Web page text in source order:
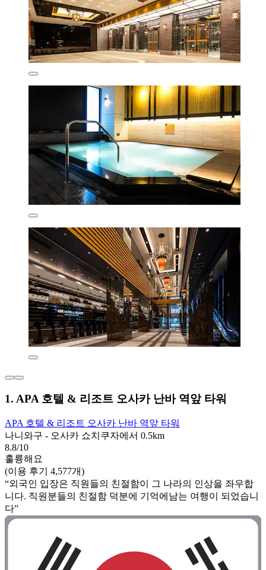
1. APA 호텔 & 리조트 오사카 난바 역앞 타워
APA 호텔 & 리조트 오사카 난바 역앞 타워
나니와구 - 오사카 쇼치쿠자에서 0.5km
8.8/10
훌륭해요
(이용 후기 4,577개)
“외국인 입장은 직원들의 친절함이 그 나라의 인상을 좌우합
니다. 직원분들의 친절함 덕분에 기억에남는 여행이 되었습니
다”